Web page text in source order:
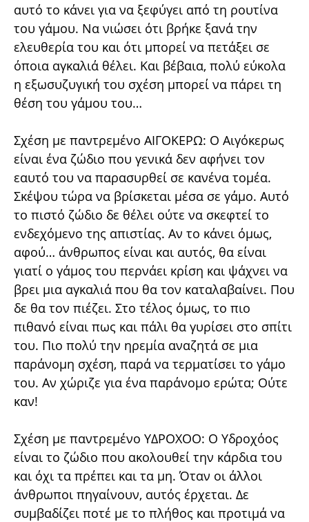
αυτό το κάνει για να ξεφύγει από τη ρουτίνα
του γάμου. Να νιώσει ότι βρήκε ξανά την
ελευθερία του και ότι μπορεί να πετάξει σε
όποια αγκαλιά θέλει. Και βέβαια, πολύ εύκολα
η εξωσυζυγική του σχέση μπορεί να πάρει τη
θέση του γάμου του…
Σχέση με παντρεμένο ΑΙΓΟΚΕΡΩ: Ο Αιγόκερως
είναι ένα ζώδιο που γενικά δεν αφήνει τον
εαυτό του να παρασυρθεί σε κανένα τομέα.
Σκέψου τώρα να βρίσκεται μέσα σε γάμο. Αυτό
το πιστό ζώδιο δε θέλει ούτε να σκεφτεί το
ενδεχόμενο της απιστίας. Αν το κάνει όμως,
αφού… άνθρωπος είναι και αυτός, θα είναι
γιατί ο γάμος του περνάει κρίση και ψάχνει να
βρει μια αγκαλιά που θα τον καταλαβαίνει. Που
δε θα τον πιέζει. Στο τέλος όμως, το πιο
πιθανό είναι πως και πάλι θα γυρίσει στο σπίτι
του. Πιο πολύ την ηρεμία αναζητά σε μια
παράνομη σχέση, παρά να τερματίσει το γάμο
του. Αν χώριζε για ένα παράνομο ερώτα; Ούτε
καν!
Σχέση με παντρεμένο ΥΔΡΟΧΟΟ: Ο Υδροχόος
είναι το ζώδιο που ακολουθεί την κάρδια του
και όχι τα πρέπει και τα μη. Όταν οι άλλοι
άνθρωποι πηγαίνουν, αυτός έρχεται. Δε
συμβαδίζει ποτέ με το πλήθος και προτιμά να